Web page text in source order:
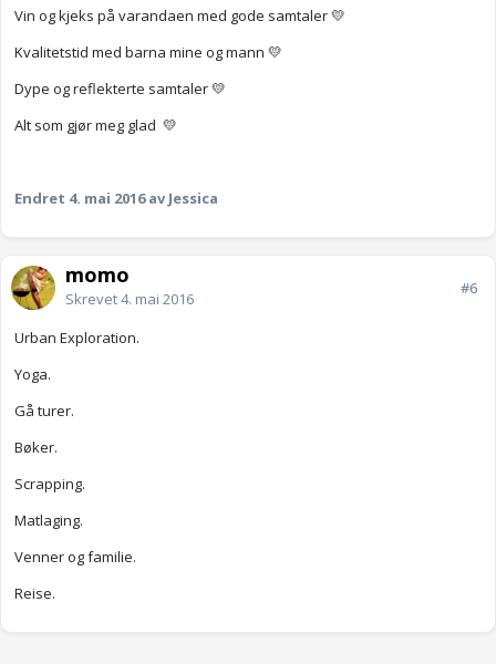
Vin og kjeks på varandaen med gode samtaler 💛
Kvalitetstid med barna mine og mann 💛
Dype og reflekterte samtaler 💛
Alt som gjør meg glad 💛
Endret 4. mai 2016av Jessica
momo
Skrevet4. mai 2016
#6
Urban Exploration.
Yoga.
Gå turer.
Bøker.
Scrapping.
Matlaging.
Venner og familie.
Reise.